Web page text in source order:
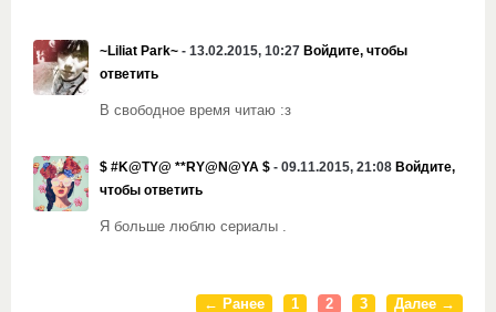
~Liliat Park~ - 13.02.2015, 10:27 Войдите, чтобы
ответить
В свободное время читаю :з
$ #K@TY@ **RY@N@YA $ - 09.11.2015, 21:08 Войдите,
чтобы ответить
Я больше люблю сериалы .
← Ранее 1 2 3 Далее →